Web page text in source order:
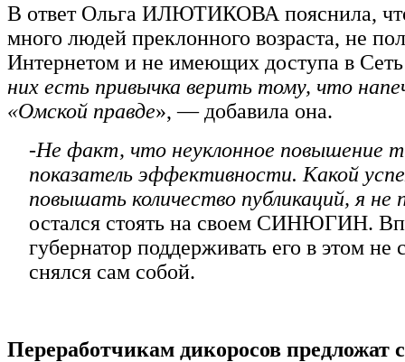
В ответ Ольга ИЛЮТИКОВА пояснила,
много людей преклонного возраста, не
Интернетом и не имеющих доступа в
них есть привычка верить тому, что
«Омской правде», — добавила она.
-Не факт, что неуклонное повышение
показатель эффективности. Какой
повышать количество публикаций, я
остался стоять на своем СИНЮГИН.
губернатор поддерживать его в этом не
снялся сам собой.
Переработчикам дикоросов предложат